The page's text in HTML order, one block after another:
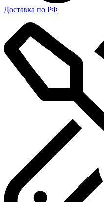
Доставка по РФ